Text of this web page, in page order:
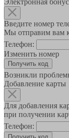
Электронная
Введите номер
Мы отправим вам
Телефон:
Изменить номер
Возникли
Добавление карты
Для добавления
при получении
Телефон: